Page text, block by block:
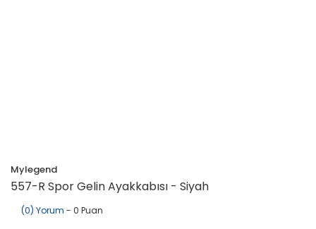
Mylegend
557-R Spor Gelin Ayakkabısı - Siyah
(0) Yorum - 0 Puan